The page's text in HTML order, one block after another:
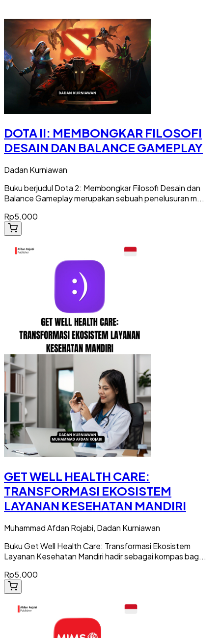
DOTA II: MEMBONGKAR FILOSOFI
DESAIN DAN BALANCE GAMEPLAY
Dadan Kurniawan
Buku berjudul Dota 2: Membongkar Filosofi Desain dan
Balance Gameplay merupakan sebuah penelusuran m...
Rp5.000
GET WELL HEALTH CARE:
TRANSFORMASI EKOSISTEM
LAYANAN KESEHATAN MANDIRI
Muhammad Afdan Rojabi, Dadan Kurniawan
Buku Get Well Health Care: Transformasi Ekosistem
Layanan Kesehatan Mandiri hadir sebagai kompas bag...
Rp5.000